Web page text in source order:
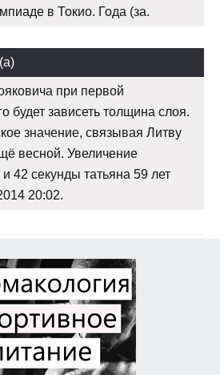
в Токио. Года (за.
при первой
будет зависеть толщина слоя.
значение, связывая Литву
весной. Увеличение
42 секунды татьяна 59 лет
20:02.